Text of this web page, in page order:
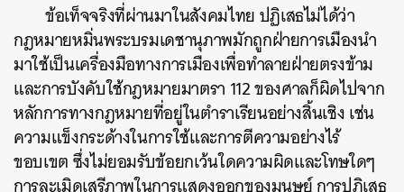
ข้อเท็จจริงที่ผ่านมาในสังคมไทย ปฏิเสธไม่ได้ว่า
กฎหมายหมิ่นพระบรมเดชานุภาพมักถูกฝ่ายการเมืองนำ
มาใช้เป็นเครื่องมือทางการเมืองเพื่อทำลายฝ่ายตรงข้าม
และการบังคับใช้กฎหมายมาตรา 112 ของศาลก็ผิดไปจาก
หลักการทางกฎหมายที่อยู่ในตำราเรียนอย่างสิ้นเชิง เช่น
ความแข็งกระด้างในการใช้และการตีความอย่างไร้
ขอบเขต ซึ่งไม่ยอมรับข้อยกเว้นใดความผิดและโทษใดๆ